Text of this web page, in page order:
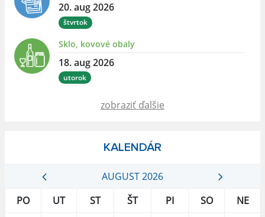
20. aug 2026
štvrtok
Sklo, kovové obaly
18. aug 2026
utorok
zobraziť ďalšie
KALENDÁR
AUGUST 2026
PO
UT ST ŠT PI SO
NE